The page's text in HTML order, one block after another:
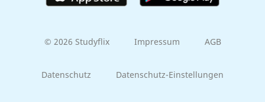
© 2026 Studyflix Impressum AGB
Datenschutz Datenschutz-Einstellungen